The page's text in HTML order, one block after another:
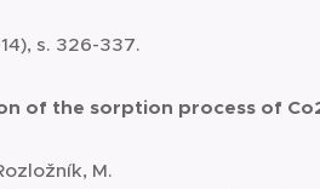
s. 326-337.
of the sorption process of
M.